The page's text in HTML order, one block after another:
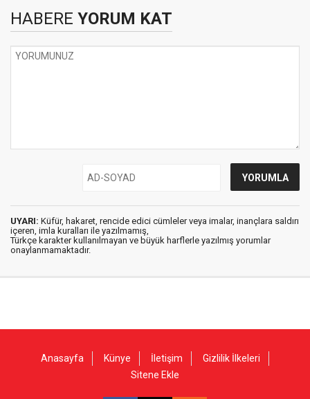
HABERE YORUM KAT
UYARI: Küfür, hakaret, rencide edici cümleler veya imalar, inançlara saldırı
içeren, imla kuralları ile yazılmamış,
Türkçe karakter kullanılmayan ve büyük harflerle yazılmış yorumlar
onaylanmamaktadır.
Anasayfa Künye İletişim
Gizlilik İlkeleri
Sitene Ekle